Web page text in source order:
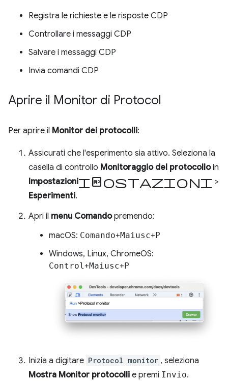
Registra le richieste e le risposte CDP
Controllare i messaggi CDP
Salvare i messaggi CDP
Invia comandi CDP
Aprire il Monitor di Protocol
Per aprire il Monitor dei protocolli:
Assicurati che l'esperimento sia attivo. Seleziona la
casella di controllo Monitoraggio del protocolloin
Impostazioniimpostazioni >
Esperimenti.
Apri il menu Comandopremendo:
macOS: Comando+Maiusc+P
Windows, Linux, ChromeOS:
Control+Maiusc+P
Inizia a digitare Protocol monitor , seleziona
Mostra Monitor protocolli e premi Invio.